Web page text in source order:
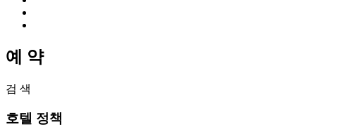
예 약
검 색
호텔 정책